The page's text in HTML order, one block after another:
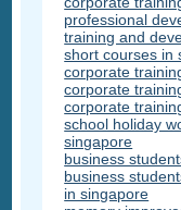
professional
training and
short courses in
corporate
corporate
corporate
school holiday
singapore
business
business
in singapore